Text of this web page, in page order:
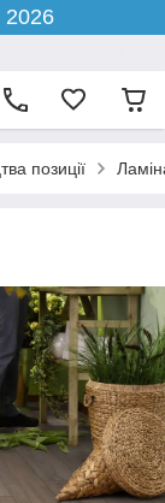
2026
позиції